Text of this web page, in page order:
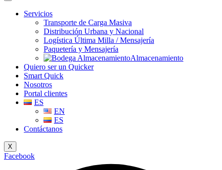
Servicios
Transporte de Carga Masiva
Distribución Urbana y Nacional
Logística Última Milla / Mensajería
Paquetería y Mensajería
Almacenamiento
Quiero ser un Quicker
Smart Quick
Nosotros
Portal clientes
ES
EN
ES
Contáctanos
X
Facebook